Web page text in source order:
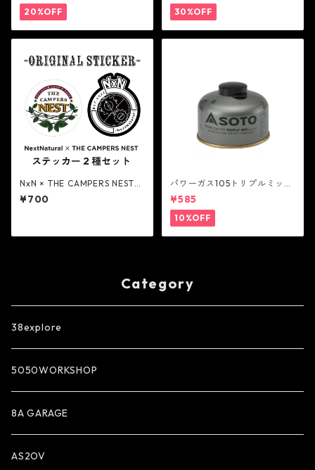
20%OFF 30%OFF
NxN × THE CAMPERS NEST
オリジナルステッカー 2種 - N
ext Natural
¥700
パワーガス105トリプルミック
ス - SOTO
¥585
10%OFF
Category
38explore
5050WORKSHOP
8A GARAGE
AS2OV